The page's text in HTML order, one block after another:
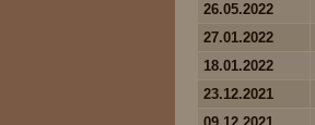
26.05.2022
27.01.2022
18.01.2022
23.12.2021